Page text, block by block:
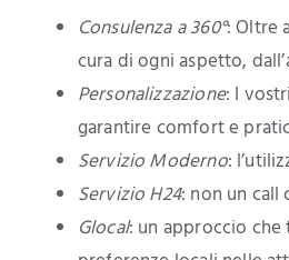
Consulenza a 360°: Oltre
cura di ogni aspetto,
Personalizzazione: I
garantire comfort e
Servizio Moderno:
Servizio H24: non un
Glocal: un approccio